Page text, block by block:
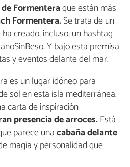
Formenteraque están más
Formentera.Se trata de un
creado, incluso, un hashtag
Y bajo esta premisa
y eventos delante del mar.
es un lugar idóneo para
sol en esta isla mediterránea.
carta de inspiración
presencia de arroces.Está
parece unacabaña delante
magia y personalidad que